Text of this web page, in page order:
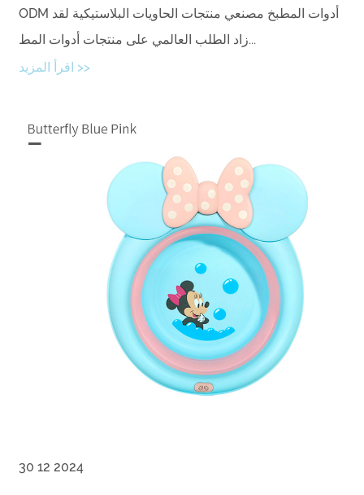
ODM أدوات المطبخ مصنعي منتجات الحاويات البلاستيكية لقد
زاد الطلب العالمي على منتجات أدوات المط...
اقرأ المزيد >>
30 12 2024